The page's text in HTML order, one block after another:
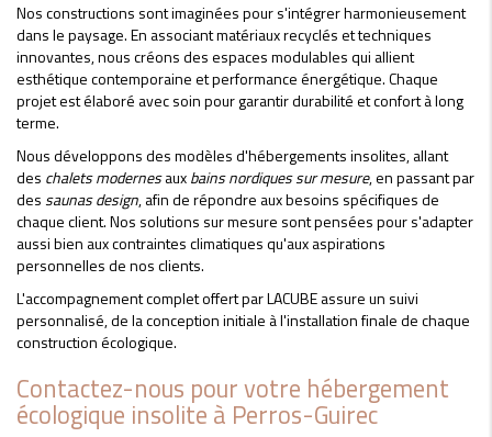
Nos constructions sont imaginées pour s'intégrer harmonieusement
dans le paysage. En associant matériaux recyclés et techniques
innovantes, nous créons des espaces modulables qui allient
esthétique contemporaine et performance énergétique. Chaque
projet est élaboré avec soin pour garantir durabilité et confort à long
terme.
Nous développons des modèles d'hébergements insolites, allant
des chalets modernesauxbains nordiques sur mesure, en passant par
des saunas design, afin de répondre aux besoins spécifiques de
chaque client. Nos solutions sur mesure sont pensées pour s'adapter
aussi bien aux contraintes climatiques qu'aux aspirations
personnelles de nos clients.
L'accompagnement complet offert par LACUBE assure un suivi
personnalisé, de la conception initiale à l'installation finale de chaque
construction écologique.
Contactez-nous pour votre hébergement
écologique insolite à Perros-Guirec